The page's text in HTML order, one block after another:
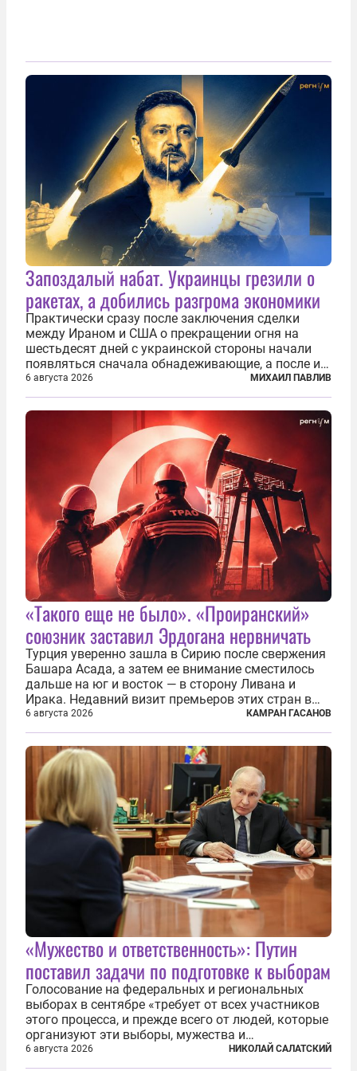
Запоздалый набат. Украинцы грезили о
ракетах, а добились разгрома экономики
Практически сразу после заключения сделки
между Ираном и США о прекращении огня на
шестьдесят дней с украинской стороны начали
появляться сначала обнадеживающие, а после и
вовсе бравурные заявления про некий «перелом»
в войне. Вероятно, в сознании первых лиц
киевского режима и стоящих за ними...
6 августа 2026 МИХАИЛ ПАВЛИВ
«Такого еще не было». «Проиранский»
союзник заставил Эрдогана нервничать
Турция уверенно зашла в Сирию после свержения
Башара Асада, а затем ее внимание сместилось
дальше на юг и восток — в сторону Ливана и
Ирака. Недавний визит премьеров этих стран в
Анкару, договоры об участии турецкой компании
TPAO в разработке нефти иракского Киркука и
«Дороги развития» подтверждают...
6 августа 2026 КАМРАН ГАСАНОВ
«Мужество и ответственность»: Путин
поставил задачи по подготовке к выборам
Голосование на федеральных и региональных
выборах в сентябре «требует от всех участников
этого процесса, и прежде всего от людей, которые
организуют эти выборы, мужества и
ответственного отношения к формированию
власти», — подчеркнул президент Владимир Путин
6 августа 2026 НИКОЛАЙ САЛАТСКИЙ